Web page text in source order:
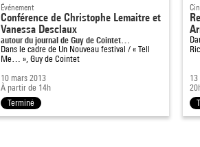
Événement
Conférence de Christophe Lemaitre et
Vanessa Desclaux
autour du journal de Guy de Cointet…
Dans le cadre de Un Nouveau festival / « Tell
Me… », Guy de Cointet
10 mars 2013
À partir de 14h
Terminé
13